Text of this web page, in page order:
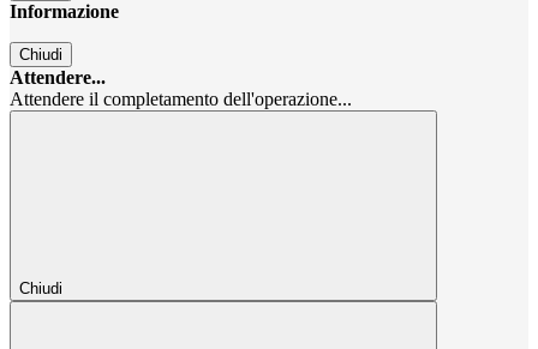
Informazione
Chiudi
Attendere...
Attendere il completamento dell'operazione...
Chiudi